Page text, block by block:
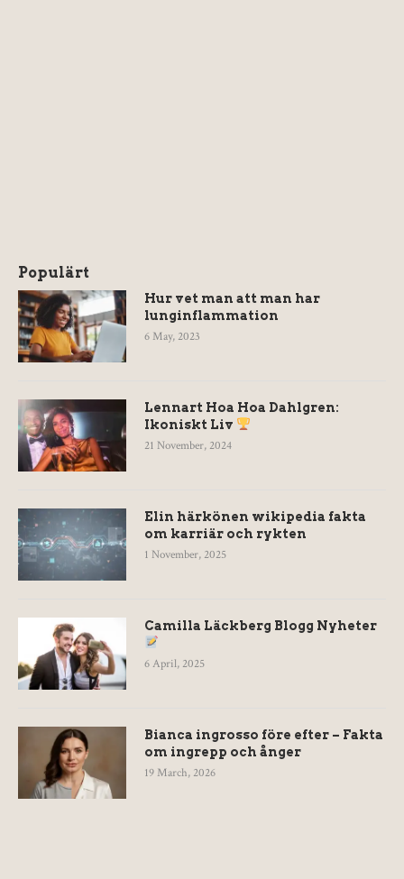
Populärt
Hur vet man att man har
lunginflammation
6 May, 2023
Lennart Hoa Hoa Dahlgren:
Ikoniskt Liv
21 November, 2024
Elin härkönen wikipedia fakta
om karriär och rykten
1 November, 2025
Camilla Läckberg Blogg Nyheter
6 April, 2025
Bianca ingrosso före efter – Fakta
om ingrepp och ånger
19 March, 2026